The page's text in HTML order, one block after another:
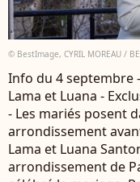
© BestImage, CYRIL MOREAU /
Info du 4 septembre
Lama et Luana -
- Les mariés posent
arrondissement
Lama et Luana
arrondissement de